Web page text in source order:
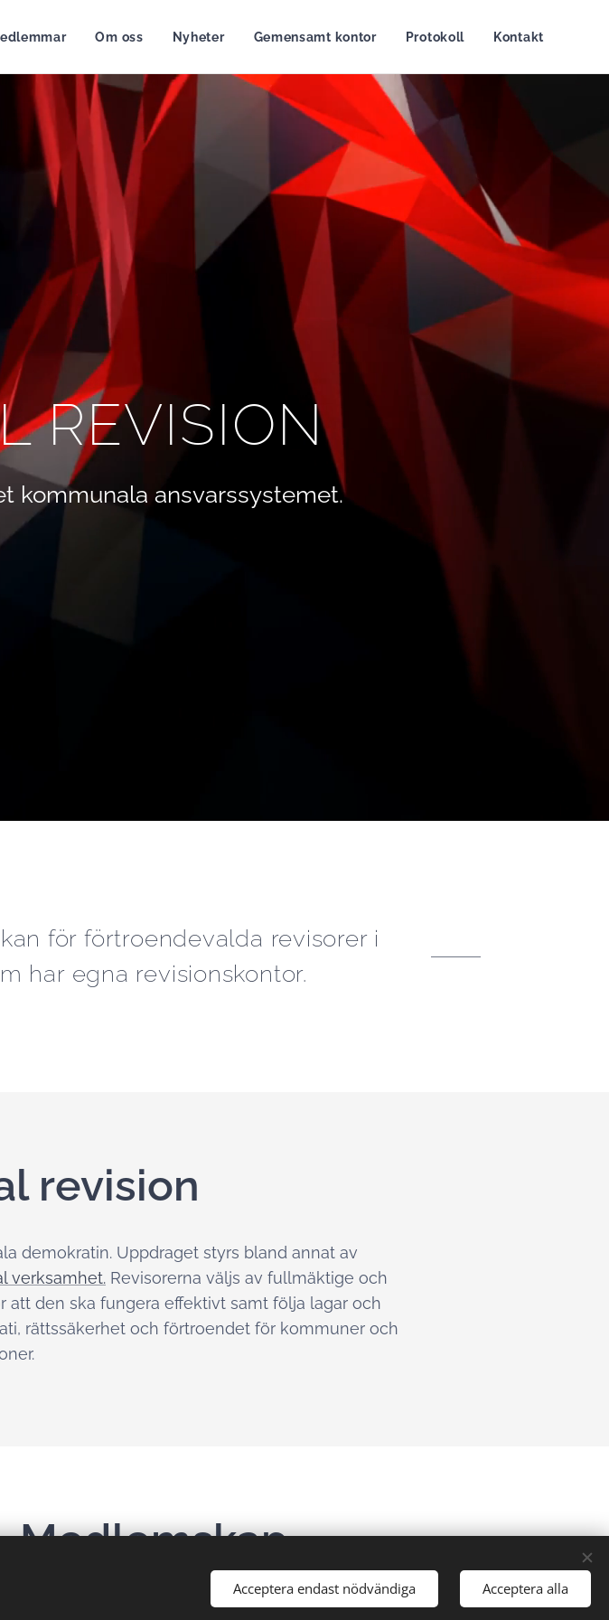
Om oss Nyheter Gemensamt kontor Protokoll Kontakt
REVISION
kommunala ansvarssystemet.
för förtroendevalda revisorer i
har egna revisionskontor.
revision
demokratin. Uppdraget styrs bland annat av
verksamhet. Revisorerna väljs av fullmäktige och
att den ska fungera effektivt samt följa lagar och
rättssäkerhet och förtroendet för kommuner och
Medlemskap
Kommuner och regioner som har egna revisionskontor kan
Acceptera endast nödvändiga Acceptera alla